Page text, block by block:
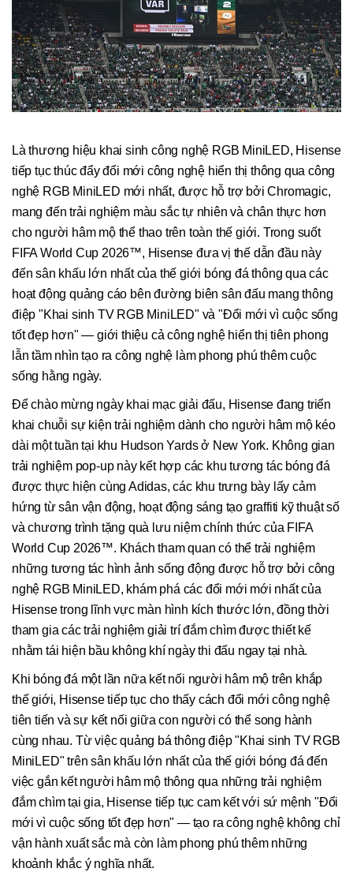
Là thương hiệu khai sinh công nghệ RGB MiniLED, Hisense
tiếp tục thúc đẩy đổi mới công nghệ hiển thị thông qua công
nghệ RGB MiniLED mới nhất, được hỗ trợ bởi Chromagic,
mang đến trải nghiệm màu sắc tự nhiên và chân thực hơn
cho người hâm mộ thể thao trên toàn thế giới. Trong suốt
FIFA World Cup 2026™, Hisense đưa vị thế dẫn đầu này
đến sân khấu lớn nhất của thế giới bóng đá thông qua các
hoạt động quảng cáo bên đường biên sân đấu mang thông
điệp "Khai sinh TV RGB MiniLED" và "Đổi mới vì cuộc sống
tốt đẹp hơn" — giới thiệu cả công nghệ hiển thị tiên phong
lẫn tầm nhìn tạo ra công nghệ làm phong phú thêm cuộc
sống hằng ngày.
Để chào mừng ngày khai mạc giải đấu, Hisense đang triển
khai chuỗi sự kiện trải nghiệm dành cho người hâm mộ kéo
dài một tuần tại khu Hudson Yards ở New York. Không gian
trải nghiệm pop-up này kết hợp các khu tương tác bóng đá
được thực hiện cùng Adidas, các khu trưng bày lấy cảm
hứng từ sân vận động, hoạt động sáng tạo graffiti kỹ thuật số
và chương trình tặng quà lưu niệm chính thức của FIFA
World Cup 2026™. Khách tham quan có thể trải nghiệm
những tương tác hình ảnh sống động được hỗ trợ bởi công
nghệ RGB MiniLED, khám phá các đổi mới mới nhất của
Hisense trong lĩnh vực màn hình kích thước lớn, đồng thời
tham gia các trải nghiệm giải trí đắm chìm được thiết kế
nhằm tái hiện bầu không khí ngày thi đấu ngay tại nhà.
Khi bóng đá một lần nữa kết nối người hâm mộ trên khắp
thế giới, Hisense tiếp tục cho thấy cách đổi mới công nghệ
tiên tiến và sự kết nối giữa con người có thể song hành
cùng nhau. Từ việc quảng bá thông điệp "Khai sinh TV RGB
MiniLED" trên sân khấu lớn nhất của thế giới bóng đá đến
việc gắn kết người hâm mộ thông qua những trải nghiệm
đắm chìm tại gia, Hisense tiếp tục cam kết với sứ mệnh "Đổi
mới vì cuộc sống tốt đẹp hơn" — tạo ra công nghệ không chỉ
vận hành xuất sắc mà còn làm phong phú thêm những
khoảnh khắc ý nghĩa nhất.